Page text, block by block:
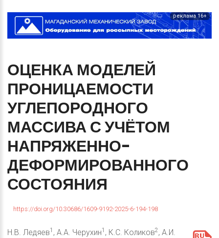
реклама 16+
ОЦЕНКА МОДЕЛЕЙ
ПРОНИЦАЕМОСТИ
УГЛЕПОРОДНОГО
МАССИВА СУЧЁТОМ
НАПРЯЖЕННО-
ДЕФОРМИРОВАННОГО
СОСТОЯНИЯ
https://doi.org/10.30686/1609-9192-2025-6-194-198
Н.В. Ледяев1 , А.А. Черухин1 , К.С. Коликов2, А.И.